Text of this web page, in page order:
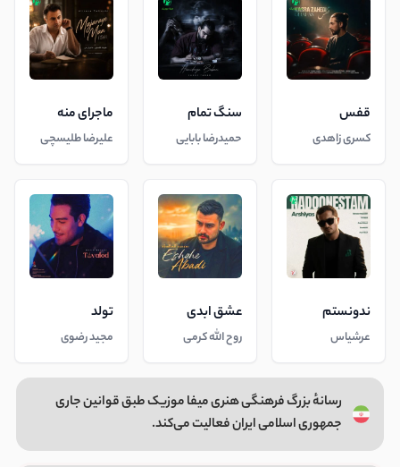
قفس
کسری زاهدی
سنگ تمام
حمیدرضا بابایی
ماجرای منه
علیرضا طلیسچی
ندونستم
عرشیاس
عشق ابدی
روح الله کرمی
تولد
مجید رضوی
رسانهٔ بزرگ فرهنگی هنری میفا موزیک طبق قوانین جاری
جمهوری اسلامی ایران فعالیت می‌کند.